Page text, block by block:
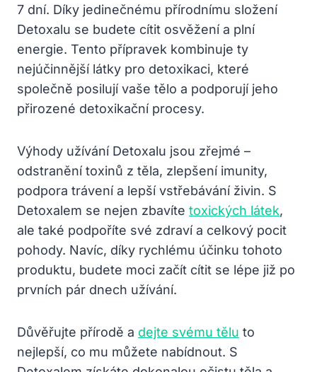
7 dní. Díky jedinečnému přírodnímu složení
Detoxalu se budete cítit osvěžení a plní
energie. Tento přípravek kombinuje ty
nejúčinnější látky pro detoxikaci, které
společně posilují vaše tělo a podporují jeho
přirozené detoxikační procesy.
Výhody užívání Detoxalu jsou zřejmé –
odstranění toxinů z těla, zlepšení imunity,
podpora trávení a lepší vstřebávání živin. S
Detoxalem se nejen zbavíte toxických látek,
ale také podpoříte své zdraví a celkový pocit
pohody. Navíc, díky rychlému účinku tohoto
produktu, budete moci začít cítit se lépe již po
prvních pár dnech užívání.
Důvěřujte přírodě a dejte svému tělu to
nejlepší, co mu můžete nabídnout. S